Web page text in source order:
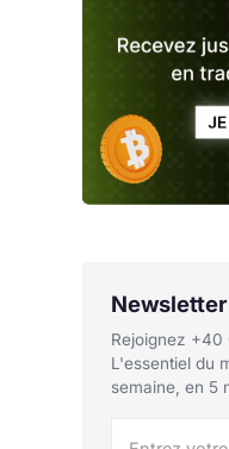
Rejoignez
L'essentiel du
semaine, en 5